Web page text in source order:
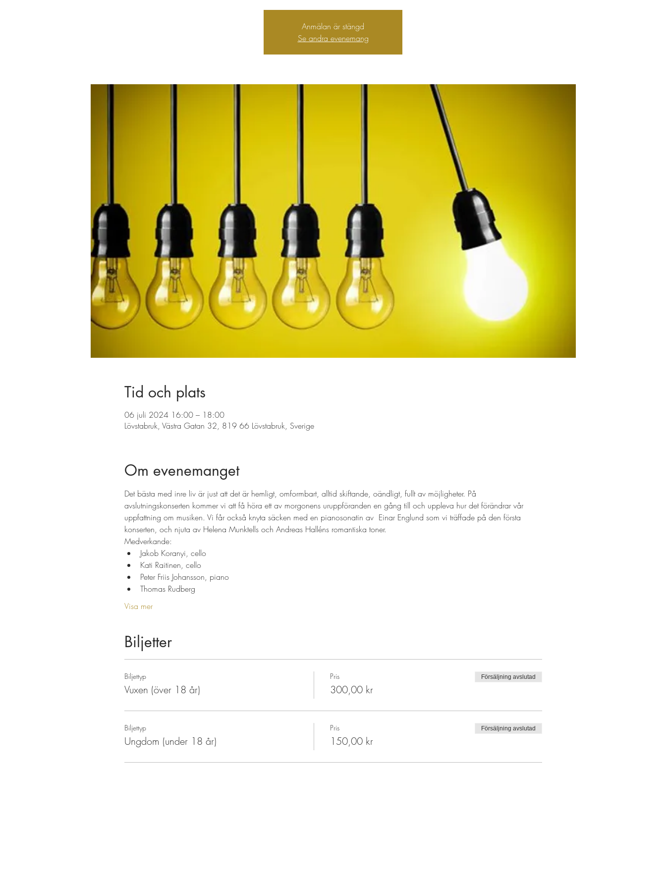
Anmälan är stängd
Se andra evenemang
Tid och plats
06 juli 2024 16:00 – 18:00
Lövstabruk, Västra Gatan 32, 819 66 Lövstabruk, Sverige
Om evenemanget
Det bästa med inre liv är just att det är hemligt, omformbart, alltid skiftande, oändligt, fullt av möjligheter. På
avslutningskonserten kommer vi att få höra ett av morgonens uruppföranden en gång till och uppleva hur det förändrar vår
uppfattning om musiken. Vi får också knyta säcken med en pianosonatin av  Einar Englund som vi träffade på den första
konserten, och njuta av Helena Munktells och Andreas Halléns romantiska toner.
Medverkande:
Jakob Koranyi, cello
Kati Raitinen, cello
Peter Friis Johansson, piano
Thomas Rudberg
Visa mer
Biljetter
Biljettyp
Vuxen (över 18 år)
Pris
300,00 kr
Försäljning avslutad
Biljettyp
Ungdom (under 18 år)
Pris
150,00 kr
Försäljning avslutad